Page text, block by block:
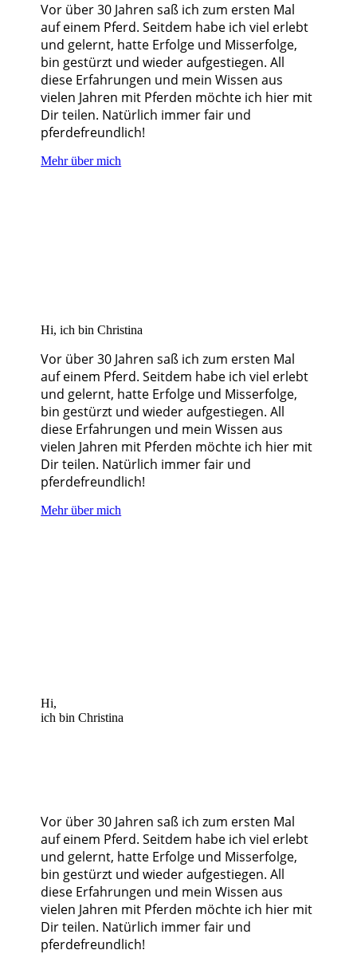
Vor über 30 Jahren saß ich zum ersten Mal
auf einem Pferd. Seitdem habe ich viel erlebt
und gelernt, hatte Erfolge und Misserfolge,
bin gestürzt und wieder aufgestiegen. All
diese Erfahrungen und mein Wissen aus
vielen Jahren mit Pferden möchte ich hier mit
Dir teilen. Natürlich immer fair und
pferdefreundlich!
Mehr über mich
Hi, ich bin Christina
Vor über 30 Jahren saß ich zum ersten Mal
auf einem Pferd. Seitdem habe ich viel erlebt
und gelernt, hatte Erfolge und Misserfolge,
bin gestürzt und wieder aufgestiegen. All
diese Erfahrungen und mein Wissen aus
vielen Jahren mit Pferden möchte ich hier mit
Dir teilen. Natürlich immer fair und
pferdefreundlich!
Mehr über mich
Hi,
ich bin Christina
Vor über 30 Jahren saß ich zum ersten Mal
auf einem Pferd. Seitdem habe ich viel erlebt
und gelernt, hatte Erfolge und Misserfolge,
bin gestürzt und wieder aufgestiegen. All
diese Erfahrungen und mein Wissen aus
vielen Jahren mit Pferden möchte ich hier mit
Dir teilen. Natürlich immer fair und
pferdefreundlich!